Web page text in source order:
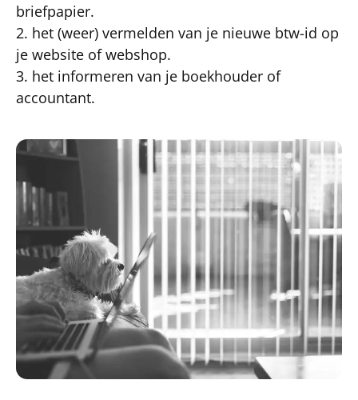
briefpapier.
2. het (weer) vermelden van je nieuwe btw-id op
je website of webshop.
3. het informeren van je boekhouder of
accountant.